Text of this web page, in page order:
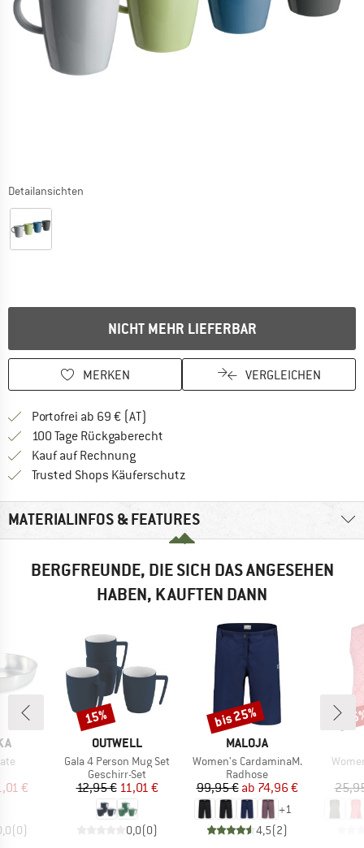
Detailansichten
NICHT MEHR LIEFERBAR
MERKEN VERGLEICHEN
Portofrei ab 69 € (AT)
100 Tage Rückgaberecht
Kauf auf RechnungFinde die Zahlungs-Infos hier! Öffnet
Trusted Shops Käuferschutz
MATERIALINFOS & FEATURES
BERGFREUNDE, DIE SICH DAS ANGESEHEN
HABEN, KAUFTEN DANN
Preis
€
(0)
MARKE
OUTWELL
Artikel
Gala 4 Person Mug Set
Produktgruppe
Geschirr-Set
Preis
12,95 €reduzierter Preis
11,01 €
0,0(0)
Rabatt
15%
MARKE
MALOJA
Artikel
Women's CardaminaM.
Produktgruppe
Radhose
Preis
99,95 € reduzierter Preis
ab 74,96 €
+1
4,5(2)
Rabatt
bis 25%
Artikel